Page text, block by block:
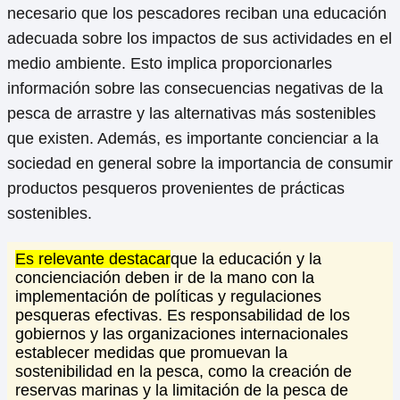
necesario que los pescadores reciban una educación
adecuada sobre los impactos de sus actividades en el
medio ambiente. Esto implica proporcionarles
información sobre las consecuencias negativas de la
pesca de arrastre y las alternativas más sostenibles
que existen. Además, es importante concienciar a la
sociedad en general sobre la importancia de consumir
productos pesqueros provenientes de prácticas
sostenibles.
Es relevante destacarque la educación y la
concienciación deben ir de la mano con la
implementación de políticas y regulaciones
pesqueras efectivas. Es responsabilidad de los
gobiernos y las organizaciones internacionales
establecer medidas que promuevan la
sostenibilidad en la pesca, como la creación de
reservas marinas y la limitación de la pesca de